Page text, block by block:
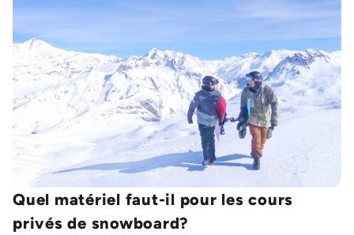
Quel matériel faut-il pour les cours
privés de snowboard?